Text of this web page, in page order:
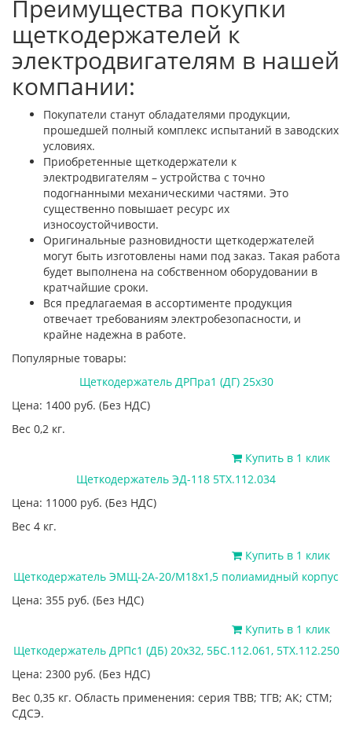
Преимущества покупки
щеткодержателей к
электродвигателям в нашей
компании:
Покупатели станут обладателями продукции,
прошедшей полный комплекс испытаний в заводских
условиях.
Приобретенные щеткодержатели к
электродвигателям – устройства с точно
подогнанными механическими частями. Это
существенно повышает ресурс их
износоустойчивости.
Оригинальные разновидности щеткодержателей
могут быть изготовлены нами под заказ. Такая работа
будет выполнена на собственном оборудовании в
кратчайшие сроки.
Вся предлагаемая в ассортименте продукция
отвечает требованиям электробезопасности, и
крайне надежна в работе.
Популярные товары:
Щеткодержатель ДРПра1 (ДГ) 25х30
Цена: 1400 руб. (Без НДС)
Вес 0,2 кг.
Купить в 1 клик
Щеткодержатель ЭД-118 5ТХ.112.034
Цена: 11000 руб. (Без НДС)
Вес 4 кг.
Купить в 1 клик
Щеткодержатель ЭМЩ-2А-20/М18х1,5 полиамидный корпус
Цена: 355 руб. (Без НДС)
Купить в 1 клик
Щеткодержатель ДРПс1 (ДБ) 20х32, 5БС.112.061, 5ТХ.112.250
Цена: 2300 руб. (Без НДС)
Вес 0,35 кг. Область применения: серия ТВВ; ТГВ; АК; СТМ;
СДСЭ.